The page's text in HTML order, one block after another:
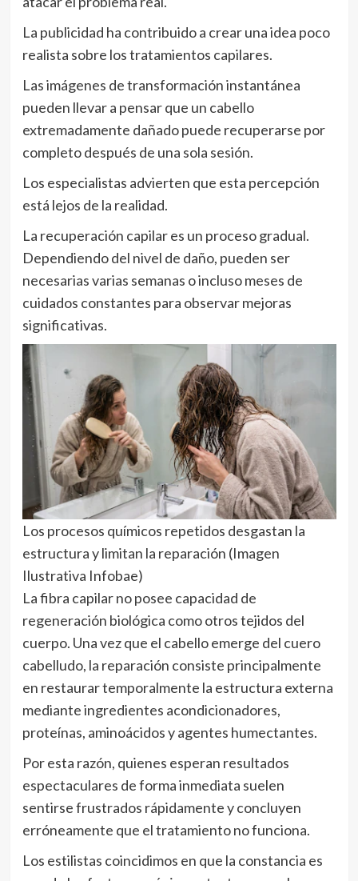
La publicidad ha contribuido a crear una idea poco
realista sobre los tratamientos capilares.
Las imágenes de transformación instantánea
pueden llevar a pensar que un cabello
extremadamente dañado puede recuperarse por
completo después de una sola sesión.
Los especialistas advierten que esta percepción
está lejos de la realidad.
La recuperación capilar es un proceso gradual.
Dependiendo del nivel de daño, pueden ser
necesarias varias semanas o incluso meses de
cuidados constantes para observar mejoras
significativas.
Los procesos químicos repetidos desgastan la
estructura y limitan la reparación (Imagen
Ilustrativa Infobae)
La fibra capilar no posee capacidad de
regeneración biológica como otros tejidos del
cuerpo. Una vez que el cabello emerge del cuero
cabelludo, la reparación consiste principalmente
en restaurar temporalmente la estructura externa
mediante ingredientes acondicionadores,
proteínas, aminoácidos y agentes humectantes.
Por esta razón, quienes esperan resultados
espectaculares de forma inmediata suelen
sentirse frustrados rápidamente y concluyen
erróneamente que el tratamiento no funciona.
Los estilistas coincidimos en que la constancia es